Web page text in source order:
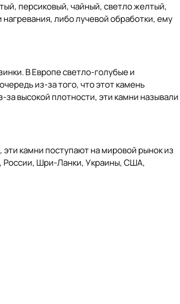
персиковый, чайный, светло желтый,
либо лучевой обработки, ему
В Европе светло-голубые и
из-за того, что этот камень
высокой плотности, эти камни называли
камни поступают на мировой рынок из
России, Шри-Ланки, Украины, США,